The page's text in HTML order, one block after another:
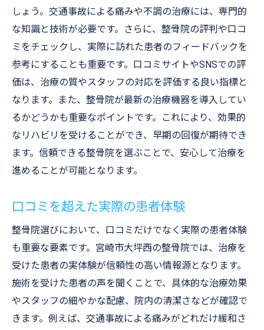
しょう。交通事故による痛みや不調の治療には、専門的
な知識と技術が必要です。さらに、整骨院の評判や口コ
ミをチェックし、実際に訪れた患者のフィードバックを
参考にすることも重要です。口コミサイトやSNSでの評
価は、治療の質やスタッフの対応を評価する良い指標と
なります。また、整骨院が最新の治療機器を導入してい
るかどうかも重要なポイントです。これにより、効果的
なリハビリを受けることができ、早期の回復が期待でき
ます。信頼できる整骨院を選ぶことで、安心して治療を
進めることが可能となります。
口コミを超えた実際の患者体験
整骨院選びにおいて、口コミだけでなく実際の患者体験
も重要な要素です。宮崎市大坪西の整骨院では、治療を
受けた患者の実体験が信頼性の高い情報源となります。
施術を受けた患者の声を聞くことで、具体的な治療効果
やスタッフの細やかな配慮、院内の清潔さなどが確認で
きます。例えば、交通事故による痛みがどれだけ緩和さ